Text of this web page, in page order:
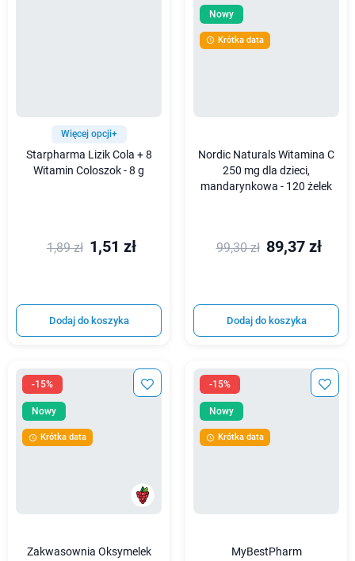
Więcej opcji+
Starpharma Lizik Cola + 8
Witamin Coloszok - 8 g
1,89 zł 1,51 zł
Dodaj do koszyka
Nowy
 Krótka data
Nordic Naturals Witamina C
250 mg dla dzieci,
mandarynkowa - 120 żelek
99,30 zł 89,37 zł
Dodaj do koszyka
-15%
Nowy
 Krótka data
Zakwasownia Oksymelek
-15%
Nowy
 Krótka data
MyBestPharm